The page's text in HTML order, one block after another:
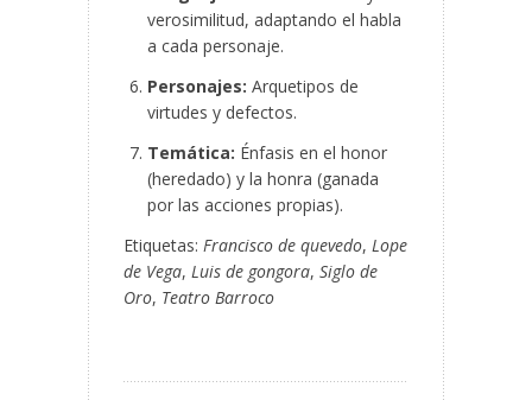
verosimilitud, adaptando el habla
a cada personaje.
Personajes: Arquetipos de
virtudes y defectos.
Temática: Énfasis en el honor
(heredado) y la honra (ganada
por las acciones propias).
Etiquetas: Francisco de quevedo, Lope
de Vega, Luis de gongora, Siglo de
Oro, Teatro Barroco